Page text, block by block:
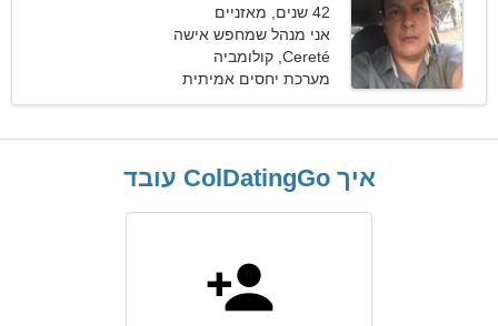
42 שנים, מאזניים
אני מנהל שמחפש אישה
נפלאה
Cereté, קולומביה
מערכת יחסים אמיתית
איך ColDatingGo עובד